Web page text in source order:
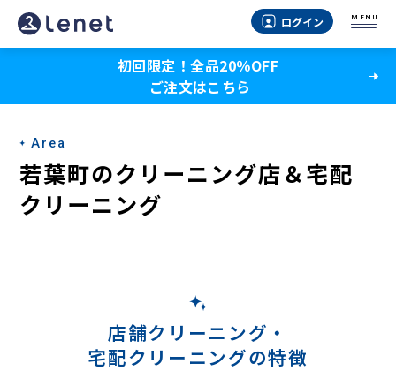
若
葉
の
宅
配
ク
ログイン MENU
初回限定！全品20％OFF
ご注文はこちら
Area
若葉町のクリーニング店＆宅配
クリーニング
店舗クリーニング・
宅配クリーニングの特徴